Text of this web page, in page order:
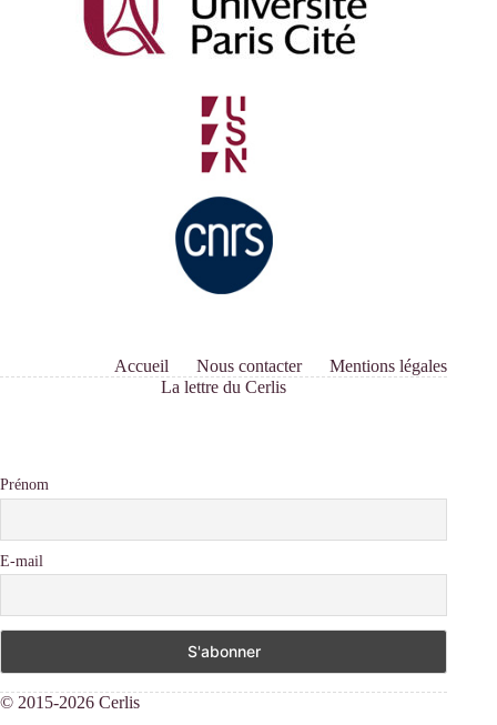
Accueil Nous contacter
Mentions légales
La lettre du Cerlis
Prénom
E-mail
© 2015-2026 Cerlis